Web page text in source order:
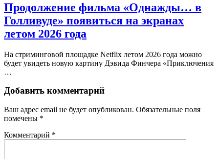
Продолжение фильма «Однажды… в
Голливуде» появиться на экранах
летом 2026 года
На стриминговой площадке Netflix летом 2026 года можно
будет увидеть новую картину Дэвида Финчера «Приключения
…
Добавить комментарий
Ваш адрес email не будет опубликован. Обязательные поля
помечены *
Комментарий *